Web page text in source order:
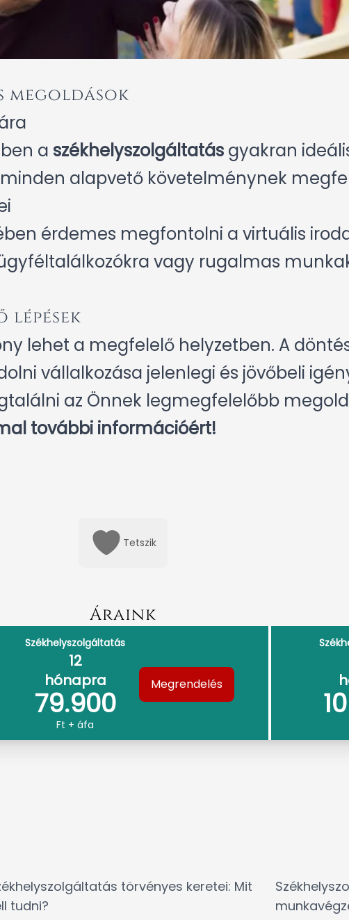
megoldások
a székhelyszolgáltatásgyakran
alapvető követelménynek
érdemes megfontolni a virtuális
vagy rugalmas
lépések
lehet a megfelelő helyzetben. A
vállalkozása jelenlegi és jövőbeli
az Önnek legmegfelelőbb
további információért!
Tetszik
Áraink
Székhelyszolgáltatás
12
hónapra
79.900
Ft + áfa
Megrendelés
törvényes keretei: Mit
tudni?